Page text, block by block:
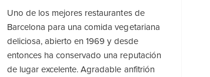
Uno de los mejores restaurantes de
Barcelona para una comida vegetariana
deliciosa, abierto en 1969 y desde
entonces ha conservado una reputación
de lugar excelente. Agradable anfitrión